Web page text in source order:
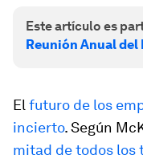
Este artículo es
Reunión Anual
El futuro de los
incierto. Según
mitad de todos los